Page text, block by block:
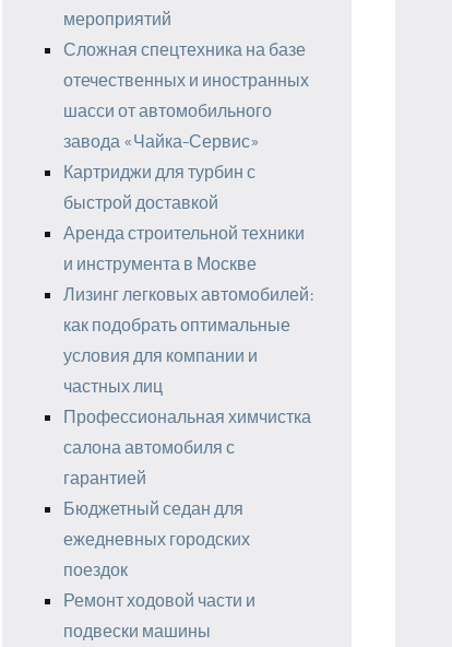
мероприятий
Сложная спецтехника на базе
отечественных и иностранных
шасси от автомобильного
завода «Чайка-Сервис»
Картриджи для турбин с
быстрой доставкой
Аренда строительной техники
и инструмента в Москве
Лизинг легковых автомобилей:
как подобрать оптимальные
условия для компании и
частных лиц
Профессиональная химчистка
салона автомобиля с
гарантией
Бюджетный седан для
ежедневных городских
поездок
Ремонт ходовой части и
подвески машины